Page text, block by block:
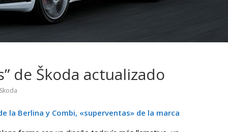
de Škoda actualizado
Skoda
la Berlina y Combi, «superventas» de la marca